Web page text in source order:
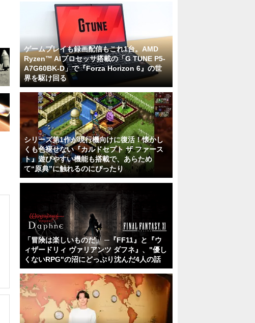
ゲームプレイも録画配信もこれ1台。AMD
Ryzen™ AIプロセッサ搭載の「G TUNE P5-
A7G60BK-D」で『Forza Horizon 6』の世
界を駆け回る
シリーズ第1作が現行機向けに復活！懐かし
くも色褪せない『カルドセプト ザ ファース
ト』遊びやすい機能も搭載で、あらため
て“原典”に触れるのにぴったり
「冒険は楽しいものだ」 ─『FF11』と『ウ
ィザードリィ ヴァリアンツ ダフネ』、"優し
くないRPG"の沼にどっぷり沈んだ4人の話